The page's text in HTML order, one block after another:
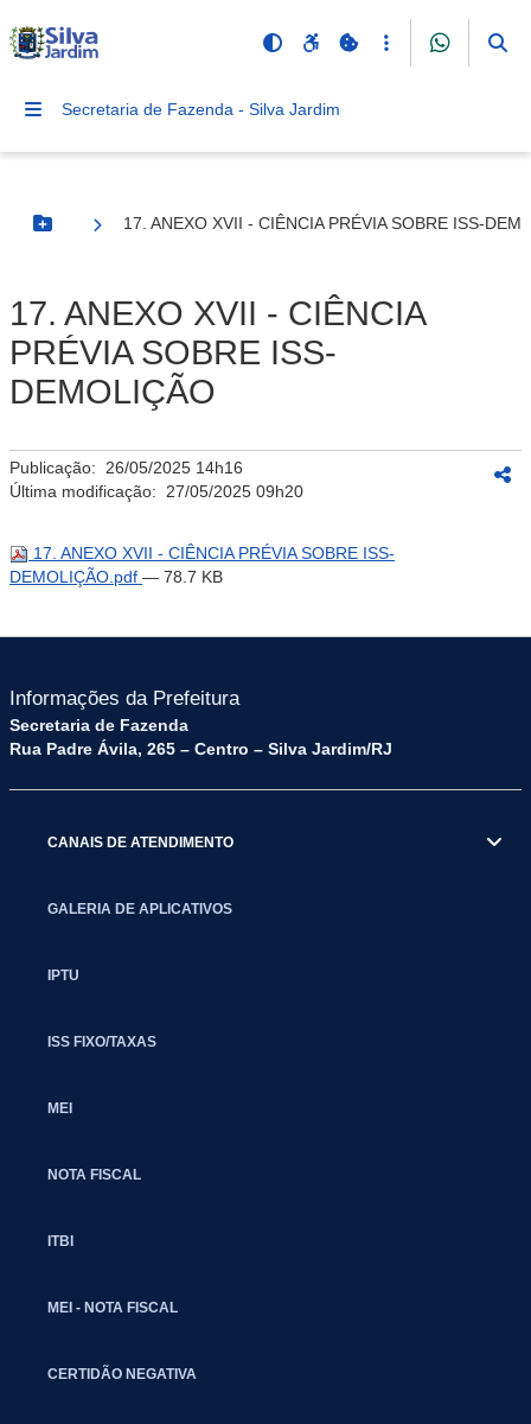
Secretaria de Fazenda - Silva Jardim
Botão Menu
17. ANEXO XVII - CIÊNCIA PRÉVIA SOBRE ISS-
17. ANEXO XVII - CIÊNCIA
PRÉVIA SOBRE ISS-
DEMOLIÇÃO
Publicação: 26/05/2025 14h16
Última modificação: 27/05/2025 09h20
17. ANEXO XVII - CIÊNCIA PRÉVIA SOBRE ISS-
DEMOLIÇÃO.pdf — 78.7 KB
Informações da Prefeitura
Secretaria de Fazenda
Rua Padre Ávila, 265 – Centro – Silva Jardim/RJ
CANAIS DE ATENDIMENTO
GALERIA DE APLICATIVOS
IPTU
ISS FIXO/TAXAS
MEI
NOTA FISCAL
ITBI
MEI - NOTA FISCAL
CERTIDÃO NEGATIVA